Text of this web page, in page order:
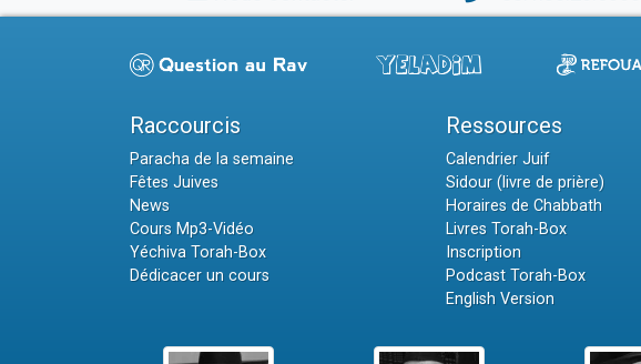
Raccourcis
Paracha de la semaine
Fêtes Juives
News
Cours Mp3-Vidéo
Yéchiva Torah-Box
Dédicacer un cours
Ressources
Calendrier Juif
Sidour (livre de prière)
Horaires de Chabbath
Livres Torah-Box
Inscription
Podcast Torah-Box
English Version